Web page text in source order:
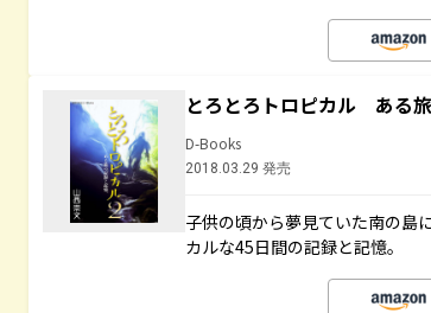
とろとろトロピカル ある
D-Books
2018.03.29 発売
子供の頃から夢見ていた南の島
カルな45日間の記録と記憶。